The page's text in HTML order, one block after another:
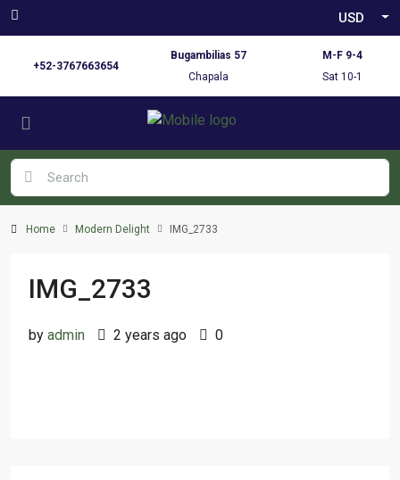
USD
+52-3767663654
Bugambilias 57
Chapala
M-F 9-4
Sat 10-1
Home Modern Delight IMG_2733
IMG_2733
by admin 2 years ago 0